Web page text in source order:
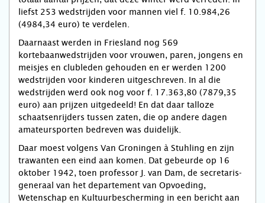
liefst 253 wedstrijden voor mannen viel f. 10.984,26
(4984,34 euro) te verdelen.
Daarnaast werden in Friesland nog 569
kortebaanwedstrijden voor vrouwen, paren, jongens en
meisjes en clubleden gehouden en er werden 1200
wedstrijden voor kinderen uitgeschreven. In al die
wedstrijden werd ook nog voor f. 17.363,80 (7879,35
euro) aan prijzen uitgedeeld! En dat daar talloze
schaatsenrijders tussen zaten, die op andere dagen
amateursporten bedreven was duidelijk.
Daar moest volgens Van Groningen à Stuhling en zijn
trawanten een eind aan komen. Dat gebeurde op 16
oktober 1942, toen professor J. van Dam, de secretaris-
generaal van het departement van Opvoeding,
Wetenschap en Kultuurbescherming in een bericht aan